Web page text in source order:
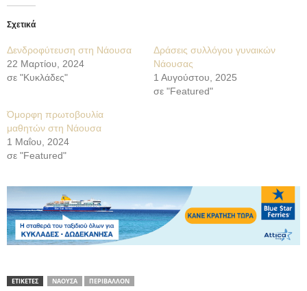
Σχετικά
Δενδροφύτευση στη Νάουσα
22 Μαρτίου, 2024
σε "Κυκλάδες"
Δράσεις συλλόγου γυναικών
Νάουσας
1 Αυγούστου, 2025
σε "Featured"
Όμορφη πρωτοβουλία
μαθητών στη Νάουσα
1 Μαΐου, 2024
σε "Featured"
ΕΤΙΚΕΤΕΣ ΝΑΟΥΣΑ ΠΕΡΙΒΑΛΛΟΝ